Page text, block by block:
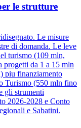
le strutture
Le misure
di domanda. Le leve
turismo (109 mln,
da 1 a 15 mln
piu finanziamento
Turismo (550 mln fino
gli strumenti
2026-2028 e Conto
e Sabatini.